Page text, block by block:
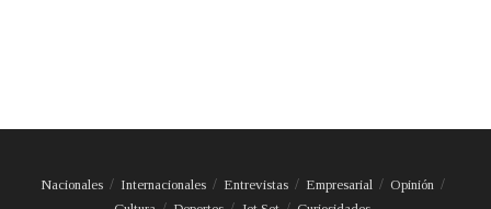
Nacionales Internacionales Entrevistas Empresarial
Opinión